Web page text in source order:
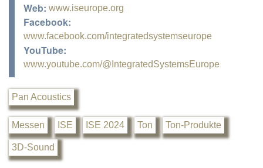
Web: www.iseurope.org
Facebook:
www.facebook.com/integratedsystemseurope
YouTube:
www.youtube.com/@IntegratedSystemsEurope
Pan Acoustics
Messen ISE ISE 2024 Ton Ton-Produkte
3D-Sound